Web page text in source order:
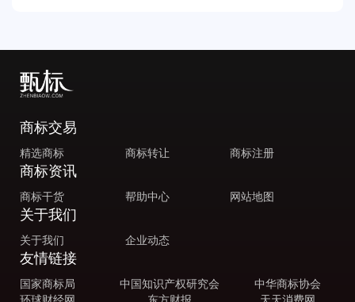
商标交易
精选商标 商标转让 商标注册
商标资讯
商标干货 帮助中心 网站地图
关于我们
关于我们 企业动态
友情链接
国家商标局 中国知识产权研究会
中华商标协会